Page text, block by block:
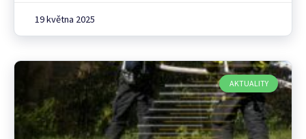
19 května 2025
AKTUALITY